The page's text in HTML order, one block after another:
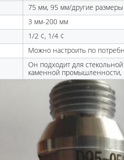
75 мм, 95 мм/другие
3 мм-200 мм
1/2 ¢, 1/4 ¢
Можно настроить по
Он подходит для
каменной промышленности,